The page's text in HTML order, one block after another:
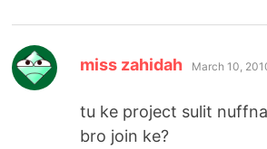
miss zahidah says:
March 10,
tu ke project sulit
bro join ke?